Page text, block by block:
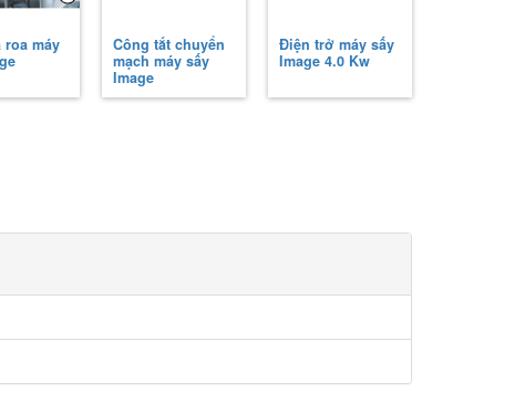
roa máy
Công tắt chuyển
mạch máy sấy
Image
Điện trở máy sấy
Image 4.0 Kw